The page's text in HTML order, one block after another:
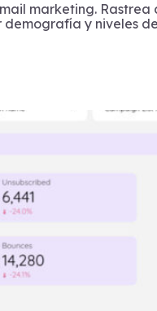
marketing. Rastrea
demografía y niveles